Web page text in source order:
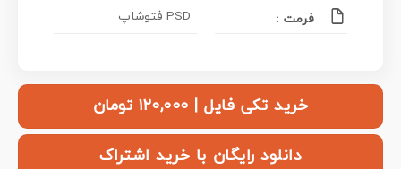
فرمت : PSD فتوشاپ
خرید تکی فایل | ۱۲۰,۰۰۰ تومان
دانلود رایگان با خرید اشتراک